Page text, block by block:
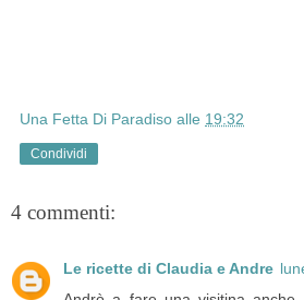
Una Fetta Di Paradiso alle 19:32
Condividi
4 commenti:
Le ricette di Claudia e Andre